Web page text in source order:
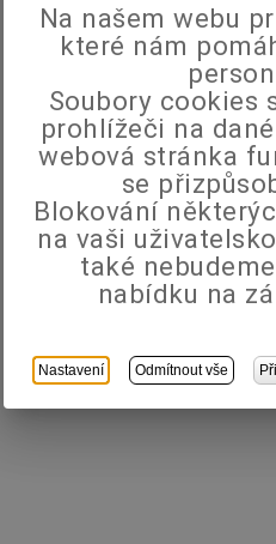
Na našem webu
které nám
Soubory cookies
prohlížeči na
webová stránka
se
Blokování
na vaši
také
nabídku na
Nastavení Odmítnout vše